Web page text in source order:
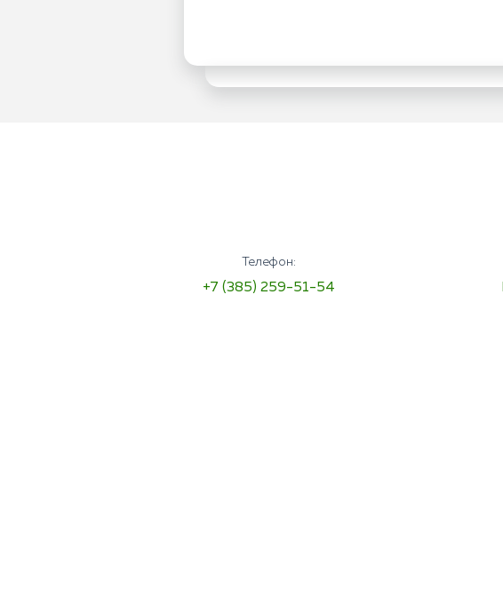
Телефон:
+7 (385) 259-51-54